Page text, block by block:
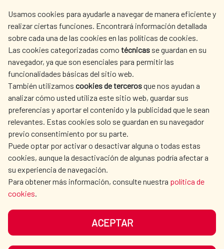
Usamos cookies para ayudarle a navegar de manera eficiente y
realizar ciertas funciones. Encontrará información detallada
sobre cada una de las cookies en las políticas de cookies.
Las cookies categorizadas como técnicas se guardan en su
navegador, ya que son esenciales para permitir las
funcionalidades básicas del sitio web.
También utilizamos cookies de tercerosque nos ayudan a
analizar cómo usted utiliza este sitio web, guardar sus
preferencias y aportar el contenido y la publicidad que le sean
relevantes. Estas cookies solo se guardan en su navegador
previo consentimiento por su parte.
Puede optar por activar o desactivar alguna o todas estas
cookies, aunque la desactivación de algunas podría afectar a
su experiencia de navegación.
Para obtener más información, consulte nuestra política de
cookies.
ACEPTAR
AECID
WHERE DO WE COOPERATE?
SPANISH HUMANITARIAN
ACTION
PRESS ROOM
CULTURE AND SCIENCE LIBRARY
OUR SOCIAL MEDIA
DATA PROTECTION
COOKIE POLICY
BROWSING GUIDE